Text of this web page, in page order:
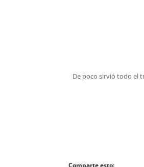
De poco sirvió todo el
Comparte esto: